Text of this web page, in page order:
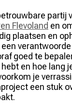
partij
Flevoland en
plaatsen en
goed te
en hoe lang
je
een stuk